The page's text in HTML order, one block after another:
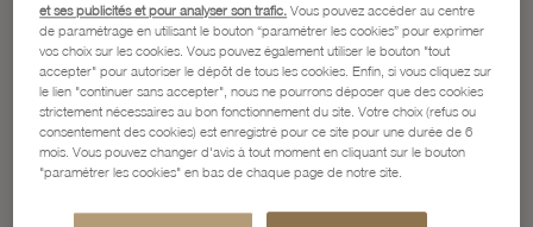
et ses publicités et pour analyser son trafic. Vous pouvez accéder au centre
de paramétrage en utilisant le bouton “paramétrer les cookies” pour exprimer
vos choix sur les cookies. Vous pouvez également utiliser le bouton "tout
accepter" pour autoriser le dépôt de tous les cookies. Enfin, si vous cliquez sur
le lien "continuer sans accepter", nous ne pourrons déposer que des cookies
strictement nécessaires au bon fonctionnement du site. Votre choix (refus ou
consentement des cookies) est enregistré pour ce site pour une durée de 6
mois. Vous pouvez changer d'avis à tout moment en cliquant sur le bouton
"paramétrer les cookies" en bas de chaque page de notre site.